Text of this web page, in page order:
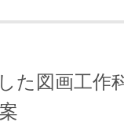
た図画工作